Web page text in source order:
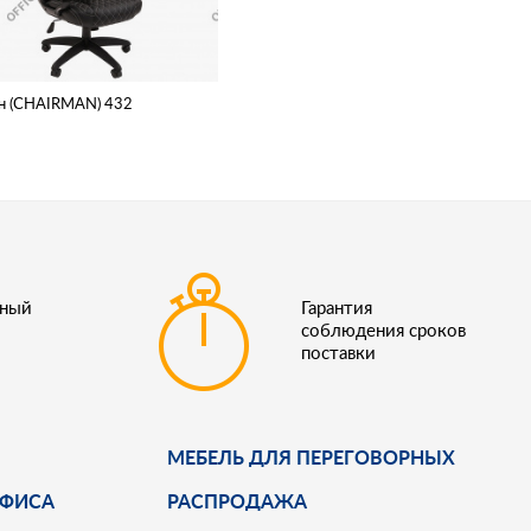
(CHAIRMAN) 432
Гарантия
соблюдения сроков
поставки
МЕБЕЛЬ ДЛЯ ПЕРЕГОВОРНЫХ
РАСПРОДАЖА